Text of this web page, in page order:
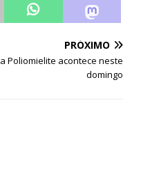
PRÓXIMO
Poliomielite acontece neste
domingo